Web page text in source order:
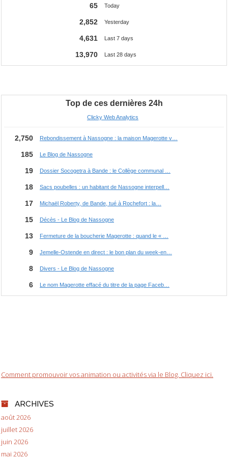
Comment promouvoir vos animation ou activités via le Blog. Cliquez ici.
ARCHIVES
août 2026
juillet 2026
juin 2026
mai 2026